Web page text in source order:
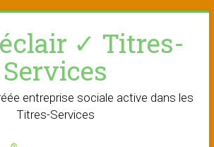
✓ Titres-
Services
entreprise sociale active dans les
Titres-Services